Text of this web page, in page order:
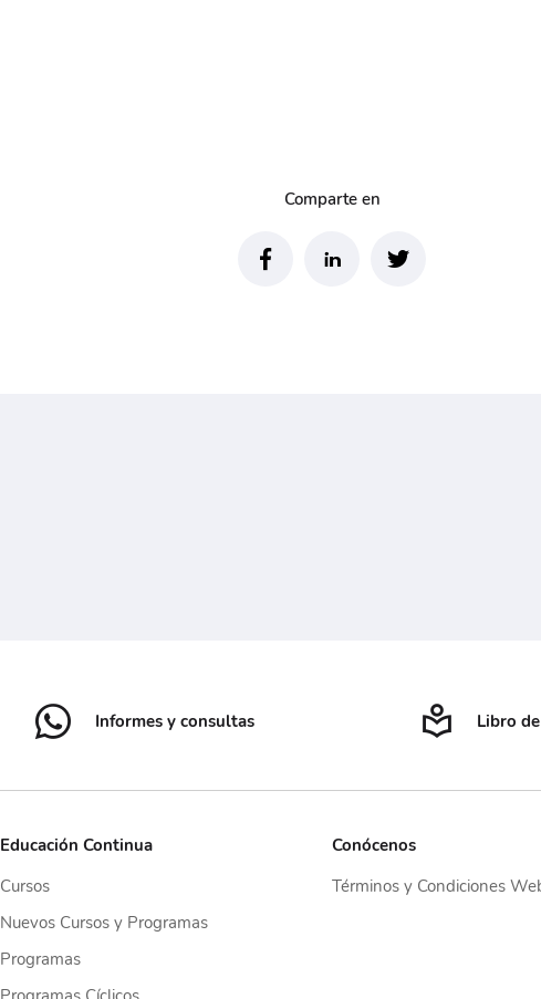
Comparte en
Informes y consultas Libro
Educación Continua
Cursos
Nuevos Cursos y Programas
Programas
Conócenos
Términos y Condiciones